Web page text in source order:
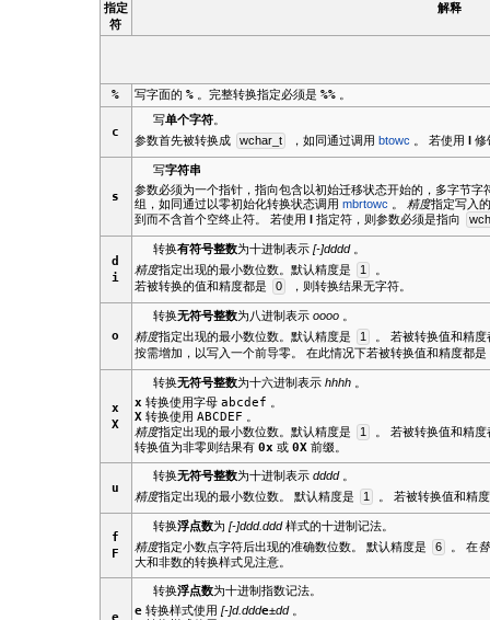
指定
符
解释
% 写字面的% 。完整转换指定必须是%% 。
c
写单个字符。
参数首先被转换成
wchar_t ，如同通过调用btowc 。 若使用l 修
s
写字符串
参数必须为一个指针，指向包含以初始迁移状态开始的，多字节
组，如同通过以零初始化转换状态调用mbrtowc 。 精度指定写入
到而不含首个空终止符。 若使用l 指定符，则参数必须是指向
d
i
转换有符号整数为十进制表示[-]dddd。
精度指定出现的最小数位数。默认精度是 1
。
若被转换的值和精度都是
0 ，则转换结果无字符。
o
转换无符号整数为八进制表示oooo 。
精度指定出现的最小数位数。默认精度是 1
。 若被转换值和精
按需增加，以写入一个前导零。 在此情况下若被转换值和精度都是
x
X
转换无符号整数为十六进制表示hhhh 。
x 转换使用字母abcdef 。
X 转换使用ABCDEF 。
精度指定出现的最小数位数。默认精度是 1
。 若被转换值和精
转换值为非零则结果有0x 或0X 前缀。
u
转换无符号整数为十进制表示dddd。
精度指定出现的最小数位数。 默认精度是 1 。 若被转换值和精
f
F
转换浮点数为[-]ddd.ddd样式的十进制记法。
精度指定小数点字符后出现的准确数位数。 默认精度是 6 。 在
大和非数的转换样式见注意。
转换浮点数为十进制指数记法。
e 转换样式使用[-]d.ddde±dd。